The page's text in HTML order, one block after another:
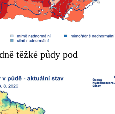
těžké půdy pod